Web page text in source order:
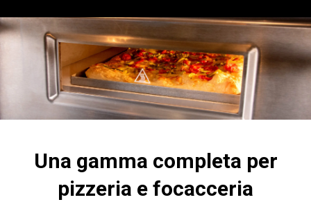
Una gamma completa per
pizzeria e focacceria